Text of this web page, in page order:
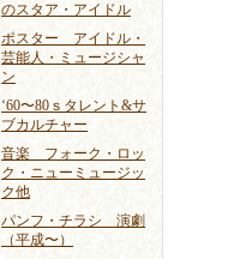
のスタア・アイドル
ポスター アイドル・
芸能人・ミュージシャ
ン
‘60〜80ｓタレント&サ
ブカルチャー
音楽 フォーク・ロッ
ク・ニューミュージッ
ク他
パンフ・チラシ 演劇
（平成〜）